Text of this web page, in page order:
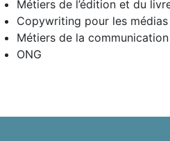
Métiers de l’édition et du
Copywriting pour les médias
Métiers de la
ONG